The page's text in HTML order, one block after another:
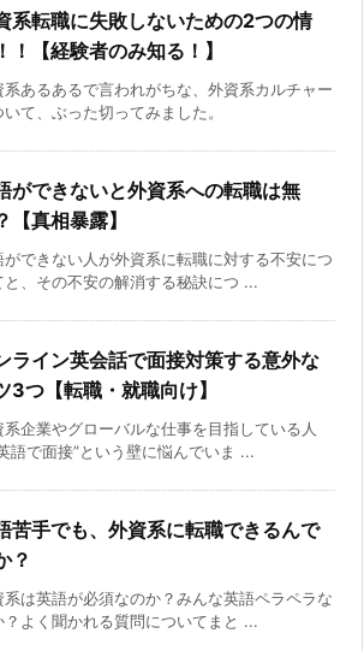
系転職に失敗しないための2つの情
！【経験者のみ知る！】
系あるあるで言われがちな、外資系カルチャー
いて、ぶった切ってみました。
ができないと外資系への転職は無
【真相暴露】
ができない人が外資系に転職に対する不安につ
と、その不安の解消する秘訣につ ...
ライン英会話で面接対策する意外な
3つ【転職・就職向け】
系企業やグローバルな仕事を目指している人
語で面接”という壁に悩んでいま ...
苦手でも、外資系に転職できるんで
？
系は英語が必須なのか？みんな英語ペラペラな
？よく聞かれる質問についてまと ...